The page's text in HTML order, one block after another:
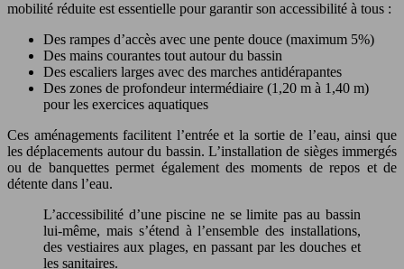
mobilité réduite est essentielle pour garantir son accessibilité à tous :
Des rampes d’accès avec une pente douce (maximum 5%)
Des mains courantes tout autour du bassin
Des escaliers larges avec des marches antidérapantes
Des zones de profondeur intermédiaire (1,20 m à 1,40 m)
pour les exercices aquatiques
Ces aménagements facilitent l’entrée et la sortie de l’eau, ainsi que
les déplacements autour du bassin. L’installation de sièges immergés
ou de banquettes permet également des moments de repos et de
détente dans l’eau.
L’accessibilité d’une piscine ne se limite pas au bassin
lui-même, mais s’étend à l’ensemble des installations,
des vestiaires aux plages, en passant par les douches et
les sanitaires.